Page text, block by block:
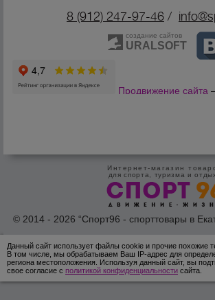
8 (912) 247-97-46 /
создание сайтов
URALSOFT
Продвижение сайта
Интернет-магазин
для спорта, туризма и
© 2014 - 2026 “Спорт96 - спорттовары в
Данный сайт использует файлы cookie и прочие похожие
В том числе, мы обрабатываем Ваш IP-адрес для
региона местоположения. Используя данный сайт, вы
свое согласие с политикой конфиденциальности сайта.